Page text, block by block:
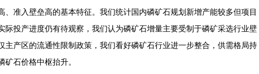
、准入壁垒高的基本特征。我们统计国内磷矿石规划新增产能较多但项目
际投产进度仍有待观察，我们认为磷矿石增量主要受制于磷矿采选行业壁
主产区的流通性限制政策，我们看好磷矿石行业进一步整合，供需格局持
矿石价格中枢抬升。